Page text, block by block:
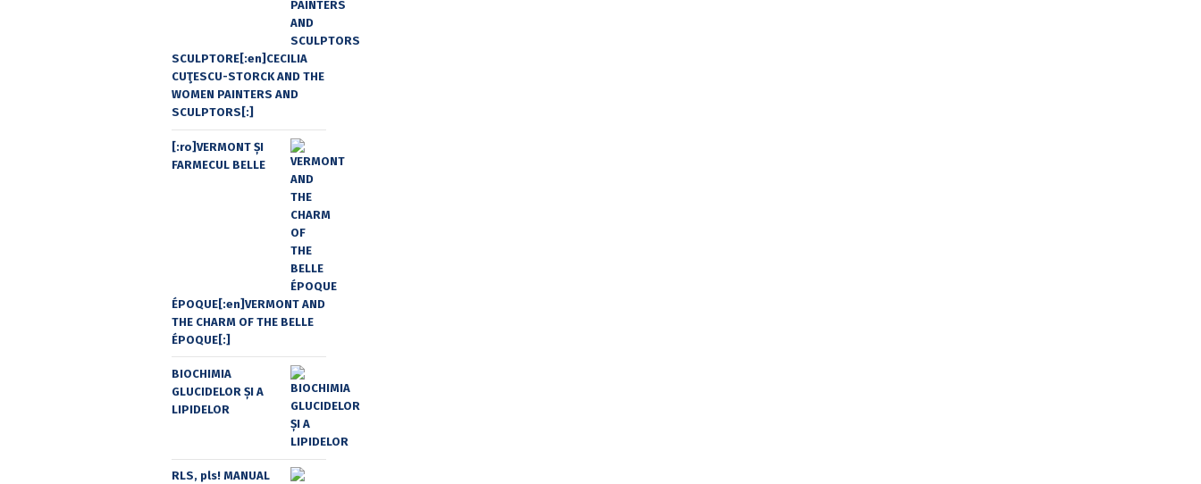
SCULPTORE[:en]CECILIA
CUŢESCU-STORCK AND THE
WOMEN PAINTERS AND
SCULPTORS[:]
[:ro]VERMONT ȘI
FARMECUL BELLE
ÉPOQUE[:en]VERMONT AND
THE CHARM OF THE BELLE
ÉPOQUE[:]
BIOCHIMIA
GLUCIDELOR ȘI A
LIPIDELOR
RLS, pls! MANUAL